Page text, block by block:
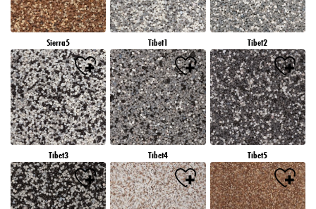
Sierra5 Tibet1 Tibet2
Tibet3 Tibet4 Tibet5